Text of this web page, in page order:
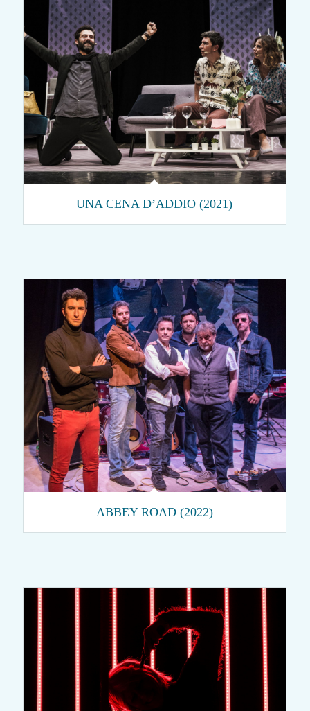
UNA CENA D’ADDIO (2021)
ABBEY ROAD (2022)